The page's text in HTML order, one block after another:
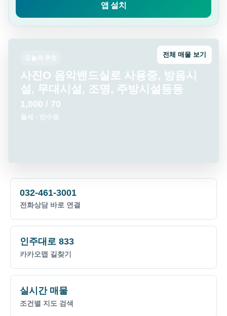
앱 설치
오늘의 추천
실사진OK 공실 대표실별도, 남향해잘
듦
1,000 / 80
월세 · 만수동
전체 매물 보기
032-461-3001
전화상담 바로 연결
인주대로 833
카카오맵 길찾기
실시간 매물
조건별 지도 검색